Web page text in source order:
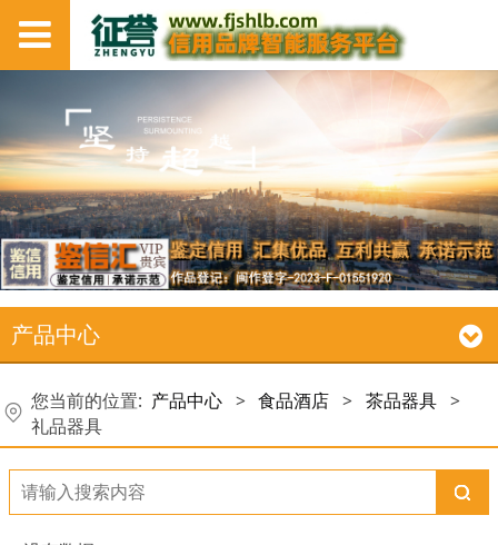
产品中心
您当前的位置: 产品中心 > 食品酒店 > 茶品器具 >
礼品器具